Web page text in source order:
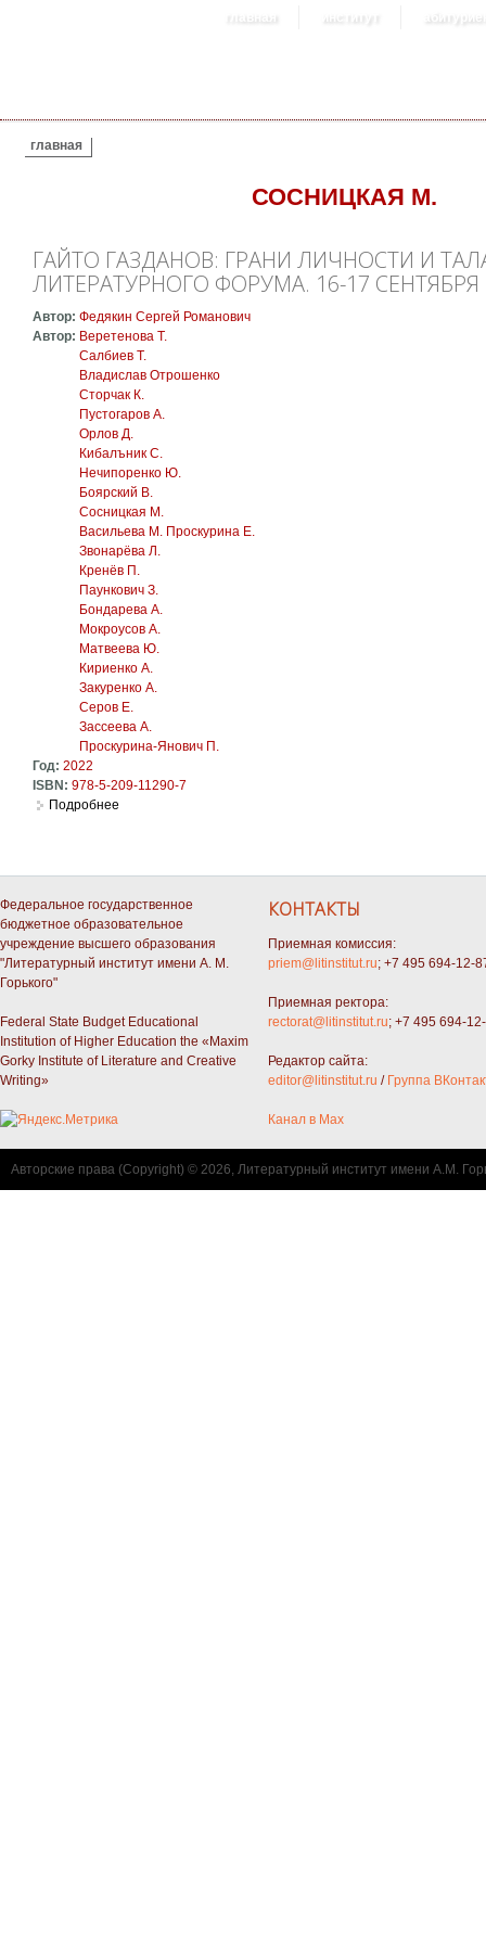
главная институт
ВЫ ЗДЕСЬ
главная
СОСНИЦКАЯ М.
ГАЙТО ГАЗДАНОВ: ГРАНИ ЛИЧНОСТИ И
ЛИТЕРАТУРНОГО ФОРУМА. 16-17 СЕНТЯБРЯ
Автор: Федякин Сергей Романович
Автор: Веретенова Т.
Салбиев Т.
Владислав Отрошенко
Сторчак К.
Пустогаров А.
Орлов Д.
Кибалъник С.
Нечипоренко Ю.
Боярский В.
Сосницкая М.
Васильева М. Проскурина Е.
Звонарёва Л.
Кренёв П.
Паункович З.
Бондарева А.
Мокроусов А.
Матвеева Ю.
Кириенко А.
Закуренко А.
Серов Е.
Зассеева А.
Проскурина-Янович П.
Год: 2022
ISBN: 978-5-209-11290-7
Подробнее
Федеральное государственное
бюджетное образовательное
учреждение высшего образования
"Литературный институт имени А. М.
Горького"
Federal State Budget Educational
Institution of Higher Education the «Maxim
Gorky Institute of Literature and Creative
Writing»
КОНТАКТЫ
Приемная комиссия:
priem@litinstitut.ru; +7 495 694-12-
Приемная ректора:
rectorat@litinstitut.ru; +7 495 694-
Редактор сайта:
editor@litinstitut.ru / Группа
Канал в Max
Авторские права (Copyright) © 2026, Литературный институт имени А.М.